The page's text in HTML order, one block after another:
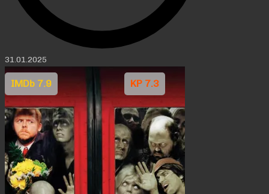
31.01.2025
KP 7.3
IMDb 7.9